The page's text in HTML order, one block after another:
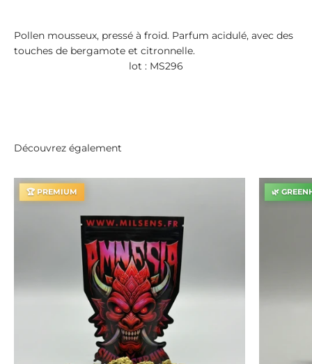
Pollen mousseux, pressé à froid. Parfum acidulé, avec des
touches de bergamote et citronnelle.
lot : MS296
Découvrez également
🏆 PREMIUM 🌿